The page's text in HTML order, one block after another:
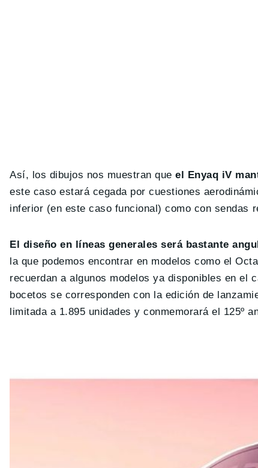
Así, los dibujos nos muestran queel Enyaq iV
este caso estará cegada por cuestiones
inferior (en este caso funcional) como con sendas
El diseño en líneas generales será bastante
la que podemos encontrar en modelos como el
recuerdan a algunos modelos ya disponibles en el
bocetos se corresponden con la edición de
limitada a 1.895 unidades y conmemorará el 125º